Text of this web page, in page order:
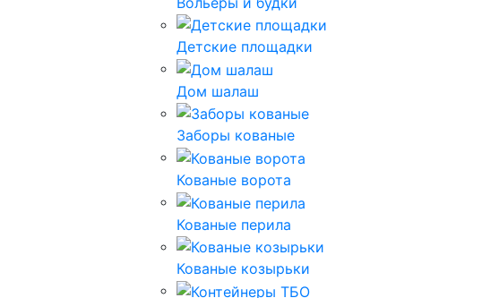
Детские площадки
Дом шалаш
Заборы кованые
Кованые ворота
Кованые перила
Кованые козырьки